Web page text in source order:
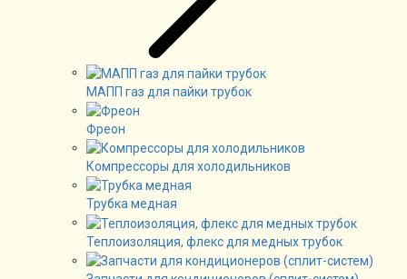
МАПП газ для пайки трубок
Фреон
Компрессоры для холодильников
Трубка медная
Теплоизоляция, флекс для медных трубок